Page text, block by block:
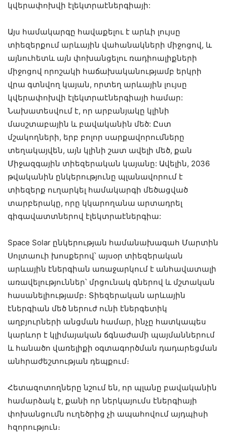
կվերափոխվի էլեկտրաէներգիայի:
Այս համակարգը հավաքելու է արևի լույսը
տիեզերքում արևային վահանակների միջոցով, և
այնուհետև այն փոխանցելու ռադիոալիքների
միջոցով որոշակի հաճախականությամբ երկրի
վրա գտնվող կայան, որտեղ արևային լույսը
կվերափոխվի էլեկտրաէներգիայի համար:
Նախատեսվում է, որ արբանյակը կլինի
մասշտաբային և բավականին մեծ: Ըստ
մշակողների, երբ բոլոր սարքավորումները
տեղակայվեն, այն կլինի շատ ավելի մեծ, քան
Միջազգային տիեզերական կայանը: Ավելին, 2036
թվականին ընկերությունը պլանավորում է
տիեզերք ուղարկել համակարգի մեծացված
տարբերակը, որը կկարողանա արտադրել
գիգավատտներով էլեկտրաէներգիա:
Space Solar ընկերության համանախագահ Մարտին
Սոլտաուի խոսքերով՝ այսօր տիեզերական
արևային էներգիան առաջարկում է անհավատալի
առավելություններ՝ մրցունակ գներով և մշտական
հասանելիությամբ։ Տիեզերական արևային
էներգիան մեծ ներուժ ունի էներգետիկ
աղբյուրների անցման համար, ինչը հատկապես
կարևոր է կլիմայական ճգնաժամի պայմաններում
և հանածո վառելիքի օգտագործման դադարեցման
անհրաժեշտության դեպքում։
Հետազոտողները նշում են, որ պլանը բավականին
համարձակ է, քանի որ ներկայումս էներգիայի
փոխանցումն ուղեծրից չի ապահովում այդպիսի
հզորություն։